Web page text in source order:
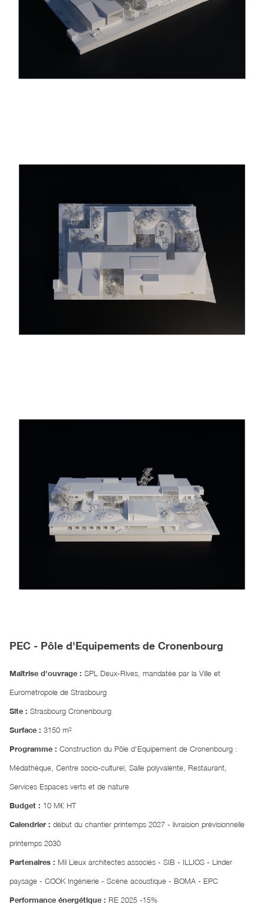
PEC - Pôle d'Equipements de Cronenbourg
Maîtrise d'ouvrage : SPL Deux-Rives, mandatée par la Ville et
Eurométropole de Strasbourg
Site : Strasbourg Cronenbourg
Surface : 3150 m²
Programme : Construction du Pôle d'Equipement de Cronenbourg :
Médathèque, Centre socio-culturel, Salle polyvalente, Restaurant,
Services Espaces verts et de nature
Budget : 10 M€ HT
Calendrier : début du chantier printemps 2027 - livraision prévisionnelle
printemps 2030
Partenaires : Mil Lieux architectes associés - SIB - ILLIOS - Linder
paysage - COOK Ingénierie - Scène acoustique - BOMA - EPC
Performance énergétique : RE 2025 -15%